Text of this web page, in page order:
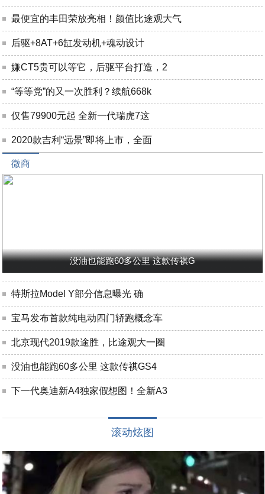
最便宜的丰田荣放亮相！颜值比途观大气
后驱+8AT+6缸发动机+魂动设计
嫌CT5贵可以等它，后驱平台打造，2
“等等党”的又一次胜利？续航668k
仅售79900元起 全新一代瑞虎7这
2020款吉利“远景”即将上市，全面
微商
没油也能跑60多公里 这款传祺G
特斯拉Model Y部分信息曝光 确
宝马发布首款纯电动四门轿跑概念车
北京现代2019款途胜，比途观大一圈
没油也能跑60多公里 这款传祺GS4
下一代奥迪新A4独家假想图！全新A3
滚动炫图